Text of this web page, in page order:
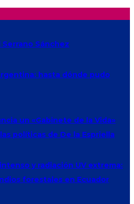
Serrano Sánchez
hasta dónde pudo
un «Gabinete de la Vida»
políticas de De la Espriella
y radiación UV extrema:
forestales en Ecuador